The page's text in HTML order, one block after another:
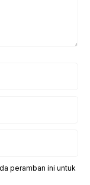
peramban ini untuk